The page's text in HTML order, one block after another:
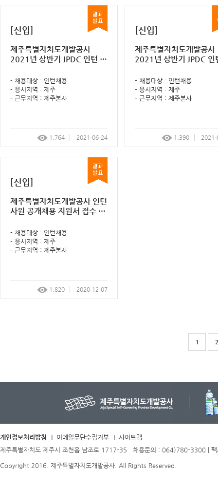
[신입]
제주특별자치도개발공사
2021년 상반기 JPDC 인턴 공
고
- 채용대상 : 인턴채용
- 응시지역 : 제주
- 근무지역 : 제주본사
1,764 2021-06-24
[신입]
제주특별자치도개발공사
2021년 상반기 JPDC 인
- 채용대상 : 인턴채용
- 응시지역 : 제주
- 근무지역 : 제주본사
1,390
[신입]
제주특별자치도개발공사 인턴
사원 공개채용 지원서 접수 결
- 채용대상 : 인턴채용
- 응시지역 : 제주
- 근무지역 : 제주본사
1,820 2020-12-07
1 2
개인정보처리방침 이메일무단수집거부
사이트맵
제주특별자치도 제주시 조천읍 남조로 1717-35 채용문의 : 064)780-3300 |
Copyright 2016. 제주특별자치도개발공사. All Rights Reserved.